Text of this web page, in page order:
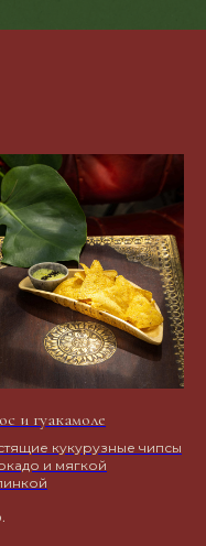
и гуакамоле
кукурузные чипсы
и мягкой